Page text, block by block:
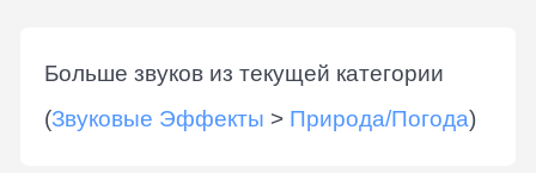
Больше звуков из текущей категории
(Звуковые Эффекты > Природа/Погода)